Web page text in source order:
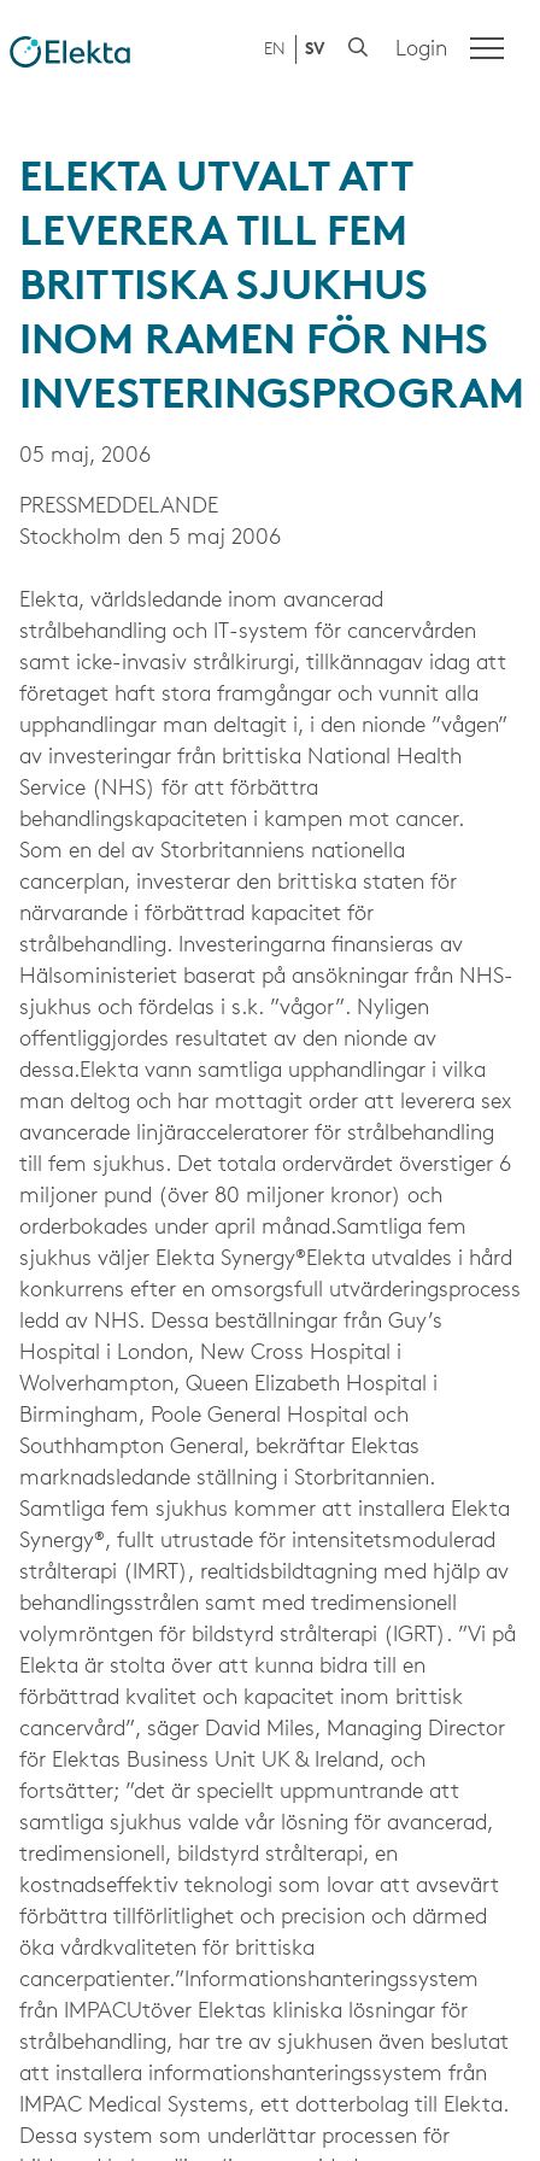
EN SV Login
ELEKTA UTVALT ATT
LEVERERA TILL FEM
BRITTISKA SJUKHUS
INOM RAMEN FÖR NHS
INVESTERINGSPROGRAM
05 maj, 2006
PRESS­MEDDELANDE
Stockholm den 5 maj 2006
Elekta, världsledande inom avancerad
strålbehandling och IT-system för cancervården
samt icke-invasiv strålkirurgi, tillkännagav idag att
företaget haft stora framgångar och vunnit alla
upphandlingar man deltagit i, i den nionde ”vågen”
av investeringar från brittiska National Health
Service (NHS) för att förbättra
behandlingskapaciteten i kampen mot cancer.
Som en del av Storbritanniens nationella
cancerplan, investerar den brittiska staten för
närvarande i förbättrad kapacitet för
strålbehandling. Investeringarna finansieras av
Hälsoministeriet baserat på ansökningar från NHS-
sjukhus och fördelas i s.k. ”vågor”. Nyligen
offentliggjordes resultatet av den nionde av
dessa.Elekta vann samtliga upphandlingar i vilka
man deltog och har mottagit order att leverera sex
avancerade linjäracceleratorer för strålbehandling
till fem sjukhus. Det totala ordervärdet överstiger 6
miljoner pund (över 80 miljoner kronor) och
orderbokades under april månad.Samtliga fem
sjukhus väljer Elekta Synergy®Elekta utvaldes i hård
konkurrens efter en omsorgsfull utvärderingsprocess
ledd av NHS. Dessa beställningar från Guy’s
Hospital i London, New Cross Hospital i
Wolverhampton, Queen Elizabeth Hospital i
Birmingham, Poole General Hospital och
Southhampton General, bekräftar Elektas
marknadsledande ställning i Storbritannien.
Samtliga fem sjukhus kommer att installera Elekta
Synergy®, fullt utrustade för intensitetsmodulerad
strålterapi (IMRT), realtidsbildtagning med hjälp av
behandlingsstrålen samt med tredimensionell
volymröntgen för bildstyrd strålterapi (IGRT). ”Vi på
Elekta är stolta över att kunna bidra till en
förbättrad kvalitet och kapacitet inom brittisk
cancervård”, säger David Miles, Managing Director
för Elektas Business Unit UK & Ireland, och
fortsätter; ”det är speciellt uppmuntrande att
samtliga sjukhus valde vår lösning för avancerad,
tredimensionell, bildstyrd strålterapi, en
kostnadseffektiv teknologi som lovar att avsevärt
förbättra tillförlitlighet och precision och därmed
öka vårdkvaliteten för brittiska
cancerpatienter.”Informationshanteringssystem
från IMPACUtöver Elektas kliniska lösningar för
strålbehandling, har tre av sjukhusen även beslutat
att installera informationshanteringssystem från
IMPAC Medical Systems, ett dotterbolag till Elekta.
Dessa system som underlättar processen för